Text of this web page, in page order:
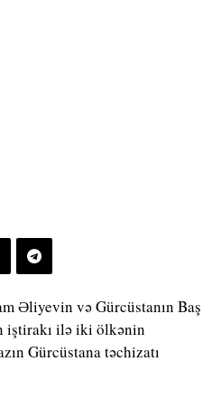
Əliyevin və Gürcüstanın Baş
ilə iki ölkənin
Gürcüstana təchizatı